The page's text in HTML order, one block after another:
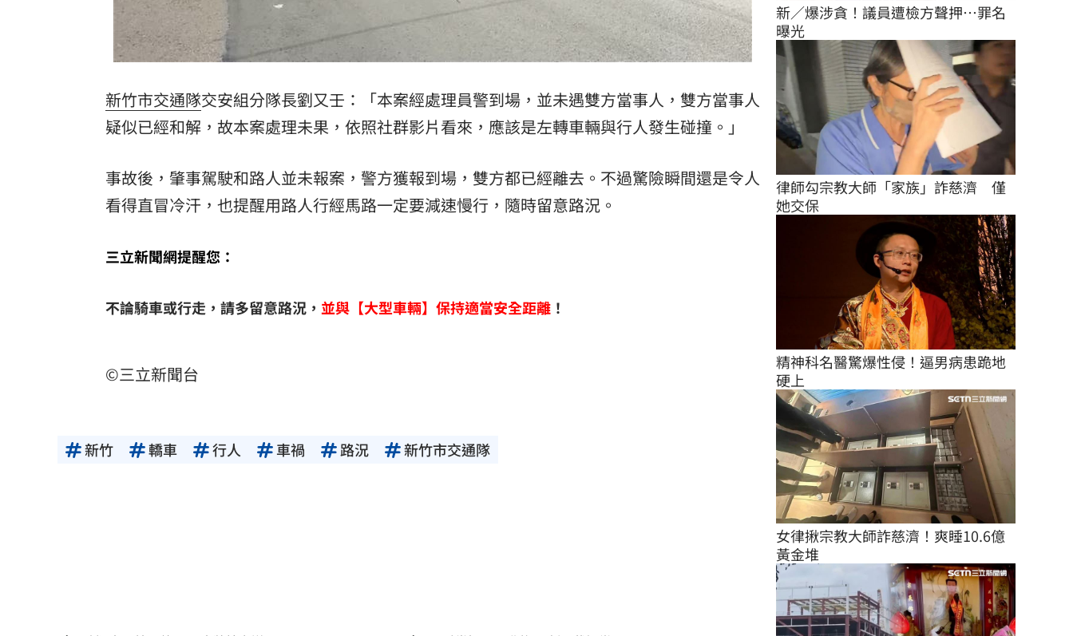
新竹市交通隊交安組分隊長劉又壬：「本案經處理員警到場，並未遇雙方當事人，雙方當事人
疑似已經和解，故本案處理未果，依照社群影片看來，應該是左轉車輛與行人發生碰撞。」
事故後，肇事駕駛和路人並未報案，警方獲報到場，雙方都已經離去。不過驚險瞬間還是令人
看得直冒冷汗，也提醒用路人行經馬路一定要減速慢行，隨時留意路況。
三立新聞網提醒您：
不論騎車或行走，請多留意路況， 並與【大型車輛】保持適當安全距離 ！
©三立新聞台
新竹 轎車 行人 車禍 路況 新竹市交通隊
新／爆涉貪！議員遭檢方聲押…罪名
曝光
律師勾宗教大師「家族」詐慈濟　僅
她交保
精神科名醫驚爆性侵！逼男病患跪地
硬上
女律揪宗教大師詐慈濟！爽睡10.6億
黃金堆